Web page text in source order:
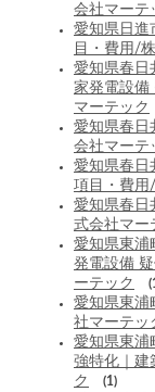
会社マーテ
愛知県日
目・費用/
愛知県春
家発電設備
マーテック
愛知県春日
会社マーテ
愛知県春
項目・費用
愛知県春
式会社マー
愛知県東
発電設備
ーテック
愛知県東浦
社マーテッ
愛知県東浦
強特化｜建
ク
(1)